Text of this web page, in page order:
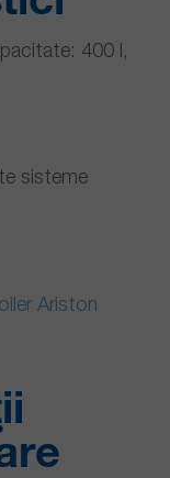
400 l,
sisteme
Ariston